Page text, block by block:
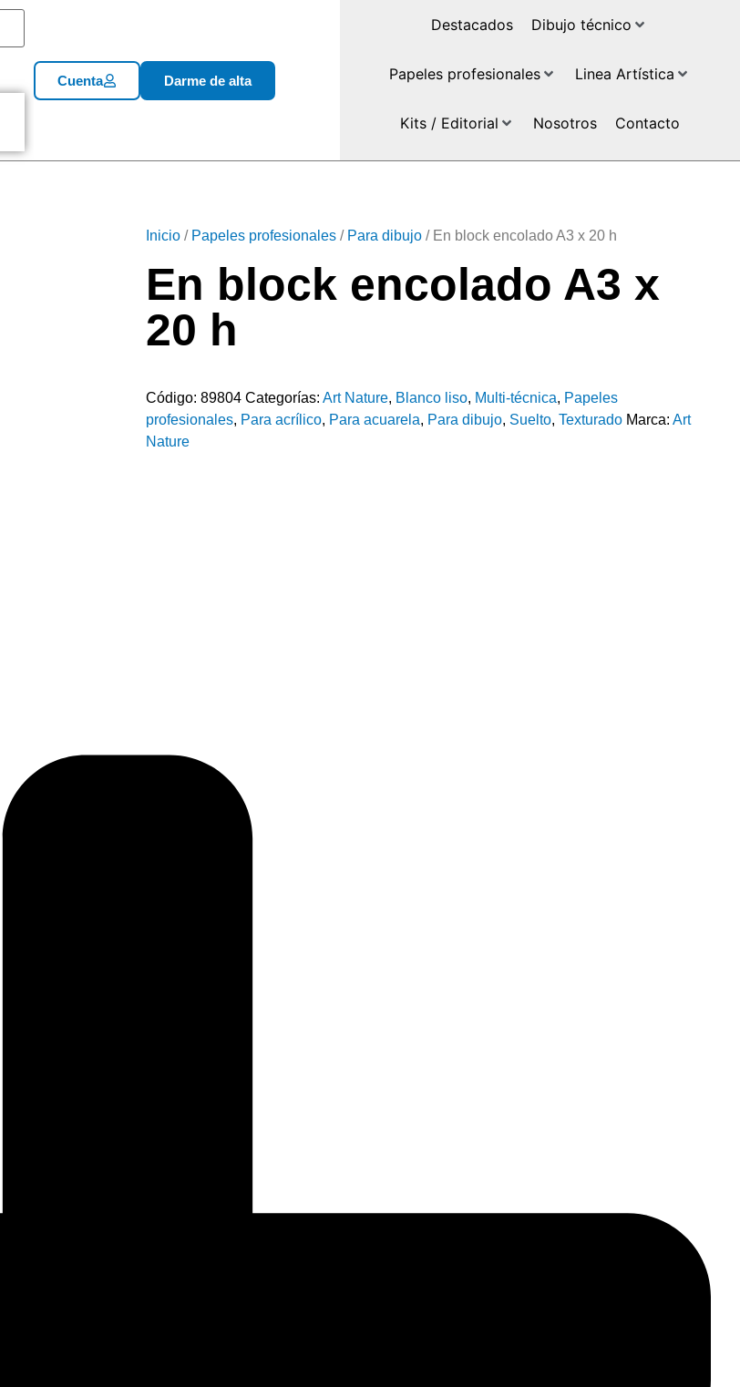
Cuenta Darme de alta
Destacados Dibujo técnico
Papeles profesionales Linea Artística
Kits / Editorial Nosotros Contacto
Inicio / Papeles profesionales / Para dibujo / En block encolado A3 x 20 h
En block encolado A3 x
20 h
Código: 89804 Categorías: Art Nature, Blanco liso, Multi-técnica, Papeles
profesionales, Para acrílico, Para acuarela, Para dibujo, Suelto, Texturado Marca: Art
Nature